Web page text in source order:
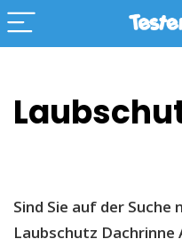
Sind Sie auf der Suche
Laubschutz Dachrinne